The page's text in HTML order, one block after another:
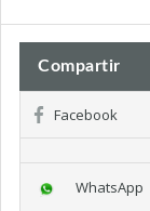
Compartir
Facebook
WhatsApp